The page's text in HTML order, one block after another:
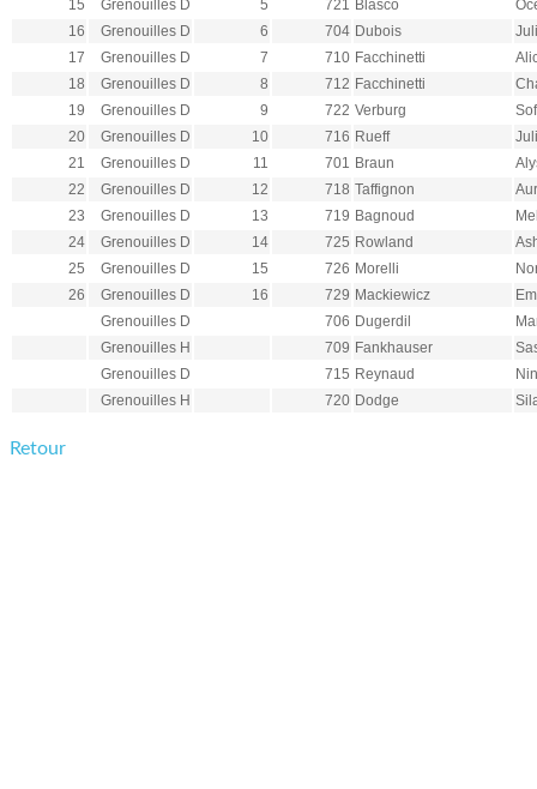
15
Grenouilles D 5 721 Blasco
16
Grenouilles D 6 704 Dubois
17
Grenouilles D 7 710 Facchinetti
18
Grenouilles D 8 712 Facchinetti
19
Grenouilles D 9 722 Verburg
20
Grenouilles D 10 716 Rueff
21
Grenouilles D 11 701 Braun
22
Grenouilles D 12 718 Taffignon
23
Grenouilles D 13 719 Bagnoud
24
Grenouilles D 14 725 Rowland
25
Grenouilles D 15 726 Morelli
26
Grenouilles D 16 729 Mackiewicz
Grenouilles D
706 Dugerdil
Grenouilles H
709 Fankhauser
Grenouilles D
715 Reynaud
Grenouilles H
720 Dodge
Retour